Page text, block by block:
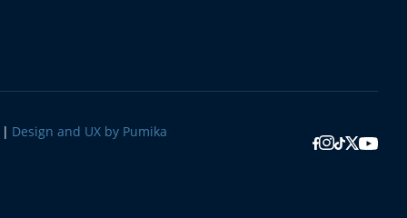
Design and UX by Pumika